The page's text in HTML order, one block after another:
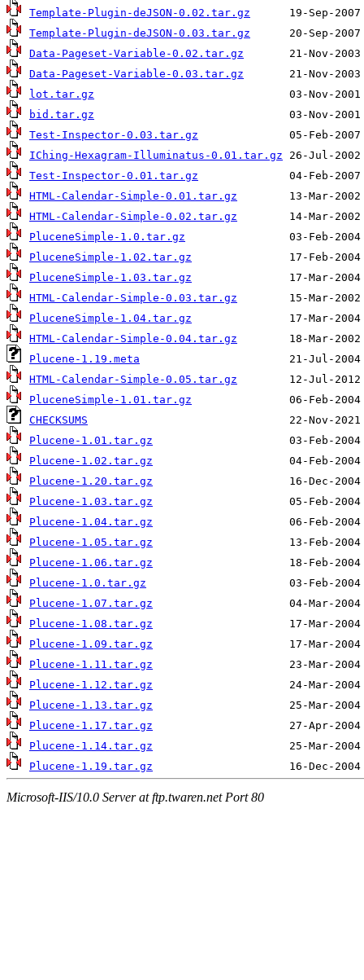
Template-Plugin-deJSON-0.02.tar.gz
Template-Plugin-deJSON-0.03.tar.gz
Data-Pageset-Variable-0.02.tar.gz
Data-Pageset-Variable-0.03.tar.gz
lot.tar.gz
bid.tar.gz
Test-Inspector-0.03.tar.gz
IChing-Hexagram-Illuminatus-0.01.tar.gz
Test-Inspector-0.01.tar.gz
HTML-Calendar-Simple-0.01.tar.gz
HTML-Calendar-Simple-0.02.tar.gz
PluceneSimple-1.0.tar.gz
PluceneSimple-1.02.tar.gz
PluceneSimple-1.03.tar.gz
HTML-Calendar-Simple-0.03.tar.gz
PluceneSimple-1.04.tar.gz
HTML-Calendar-Simple-0.04.tar.gz
Plucene-1.19.meta
HTML-Calendar-Simple-0.05.tar.gz
PluceneSimple-1.01.tar.gz
CHECKSUMS
Plucene-1.01.tar.gz
Plucene-1.02.tar.gz
Plucene-1.20.tar.gz
Plucene-1.03.tar.gz
Plucene-1.04.tar.gz
Plucene-1.05.tar.gz
Plucene-1.06.tar.gz
Plucene-1.0.tar.gz
Plucene-1.07.tar.gz
Plucene-1.08.tar.gz
Plucene-1.09.tar.gz
Plucene-1.11.tar.gz
Plucene-1.12.tar.gz
Plucene-1.13.tar.gz
Plucene-1.17.tar.gz
Plucene-1.14.tar.gz
Plucene-1.19.tar.gz
Microsoft-IIS/10.0 Server at ftp.twaren.net Port 80